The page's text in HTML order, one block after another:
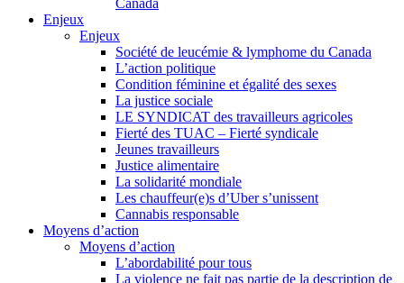
Canada
Enjeux
Enjeux
Société de leucémie & lymphome du Canada
L’action politique
Condition féminine et égalité des sexes
La justice sociale
LE SYNDICAT des travailleurs agricoles
Fierté des TUAC – Fierté syndicale
Jeunes travailleurs
Justice alimentaire
La solidarité mondiale
Les chauffeur(e)s d’Uber s’unissent
Cannabis responsable
Moyens d’action
Moyens d’action
L’abordabilité pour tous
La violence ne fait pas partie de la description de